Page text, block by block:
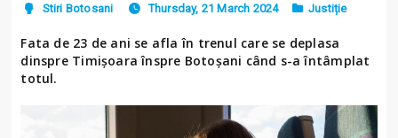
Stiri Botosani Thursday, 21 March 2024 Justiție
Fata de 23 de ani se afla în trenul care se deplasa
dinspre Timișoara înspre Botoșani când s-a întâmplat
totul.